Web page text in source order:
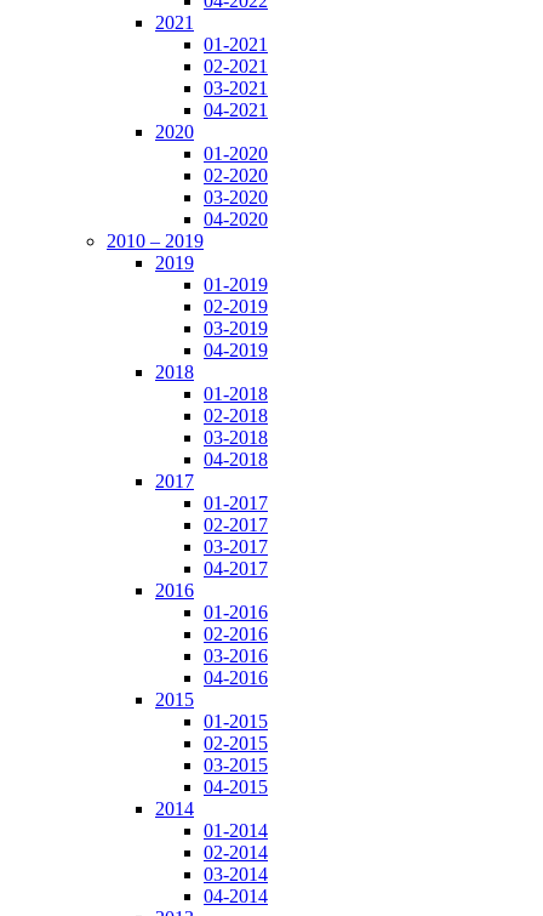
2021
01-2021
02-2021
03-2021
04-2021
2020
01-2020
02-2020
03-2020
04-2020
2010 – 2019
2019
01-2019
02-2019
03-2019
04-2019
2018
01-2018
02-2018
03-2018
04-2018
2017
01-2017
02-2017
03-2017
04-2017
2016
01-2016
02-2016
03-2016
04-2016
2015
01-2015
02-2015
03-2015
04-2015
2014
01-2014
02-2014
03-2014
04-2014